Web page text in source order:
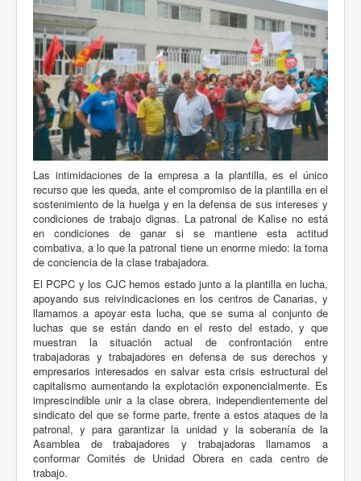
Las intimidaciones de la empresa a la plantilla, es el único
recurso que les queda, ante el compromiso de la plantilla en el
sostenimiento de la huelga y en la defensa de sus intereses y
condiciones de trabajo dignas. La patronal de Kalise no está
en condiciones de ganar si se mantiene esta actitud
combativa, a lo que la patronal tiene un enorme miedo: la toma
de conciencia de la clase trabajadora.
El PCPC y los CJC hemos estado junto a la plantilla en lucha,
apoyando sus reivindicaciones en los centros de Canarias, y
llamamos a apoyar esta lucha, que se suma al conjunto de
luchas que se están dando en el resto del estado, y que
muestran la situación actual de confrontación entre
trabajadoras y trabajadores en defensa de sus derechos y
empresarios interesados en salvar esta crisis estructural del
capitalismo aumentando la explotación exponencialmente. Es
imprescindible unir a la clase obrera, independientemente del
sindicato del que se forme parte, frente a estos ataques de la
patronal, y para garantizar la unidad y la soberanía de la
Asamblea de trabajadores y trabajadoras llamamos a
conformar Comités de Unidad Obrera en cada centro de
trabajo.